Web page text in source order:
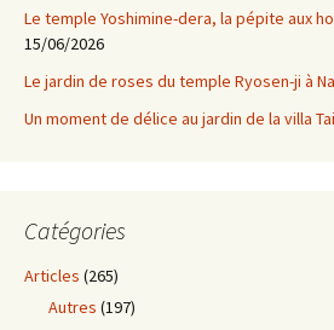
Le temple Yoshimine-dera, la pépite aux
15/06/2026
Le jardin de roses du temple Ryosen-ji à
Un moment de délice au jardin de la villa
Catégories
Articles (265)
Autres (197)